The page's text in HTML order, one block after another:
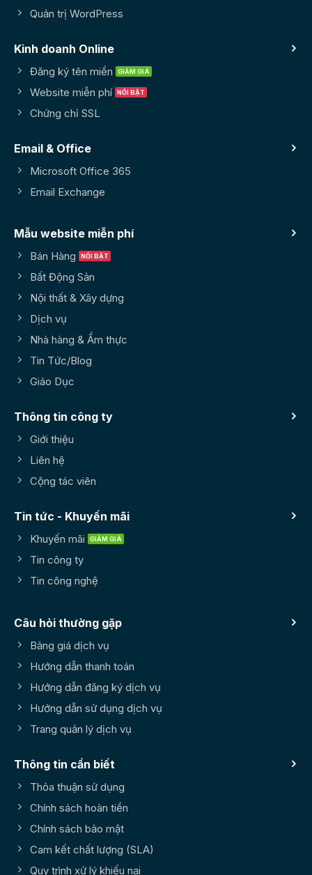
Quản trị WordPress
Kinh doanh Online
Đăng ký tên miền
Website miễn phí
Chứng chỉ SSL
Email & Office
Microsoft Office 365
Email Exchange
Mẫu website miễn phí
Bán Hàng
Bất Động Sản
Nội thất & Xây dựng
Dịch vụ
Nhà hàng & Ẩm thực
Tin Tức/Blog
Giáo Dục
Thông tin công ty
Giới thiệu
Liên hệ
Cộng tác viên
Tin tức - Khuyến mãi
Khuyến mãi
Tin công ty
Tin công nghệ
Câu hỏi thường gặp
Bảng giá dịch vụ
Hướng dẫn thanh toán
Hướng dẫn đăng ký dịch vụ
Hướng dẫn sử dụng dịch vụ
Trang quản lý dịch vụ
Thông tin cần biết
Thỏa thuận sử dụng
Chính sách hoàn tiền
Chính sách bảo mật
Cam kết chất lượng (SLA)
Quy trình xử lý khiếu nại